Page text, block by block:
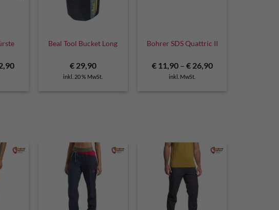
Beal Tool Bucket Long
€29,90
inkl. 20 % MwSt.
Bohrer SDS Quattric II
€11,90– €26,90
inkl. MwSt.